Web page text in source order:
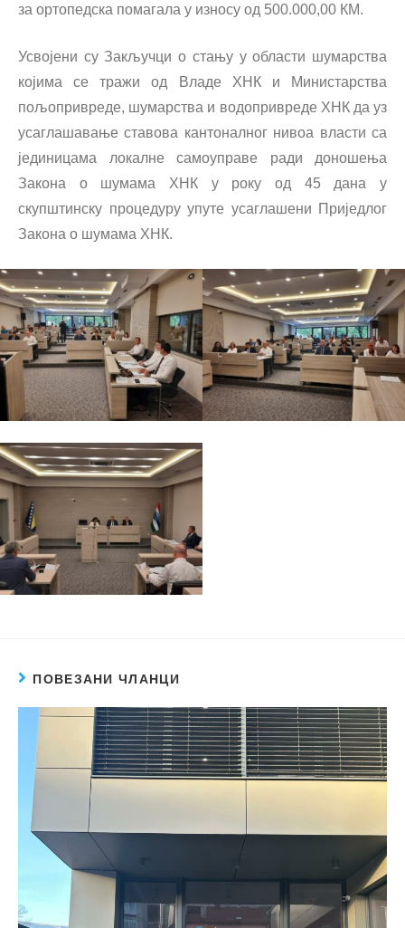
за ортопедска помагала у износу од 500.000,00 КМ.
Усвојени су Закључци о стању у области шумарства
којима се тражи од Владе ХНК и Министарства
пољопривреде, шумарства и водопривреде ХНК да уз
усаглашавање ставова кантоналног нивоа власти са
јединицама локалне самоуправе ради доношења
Закона о шумама ХНК у року од 45 дана у
скупштинску процедуру упуте усаглашени Приједлог
Закона о шумама ХНК.
ПОВЕЗАНИ ЧЛАНЦИ